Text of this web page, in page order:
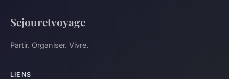
Sejouretvoyage
Partir. Organiser. Vivre.
LIENS